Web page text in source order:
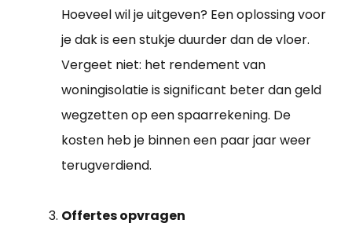
Hoeveel wil je uitgeven? Een oplossing voor
je dak is een stukje duurder dan de vloer.
Vergeet niet: het rendement van
woningisolatie is significant beter dan geld
wegzetten op een spaarrekening. De
kosten heb je binnen een paar jaar weer
terugverdiend.
Offertes opvragen